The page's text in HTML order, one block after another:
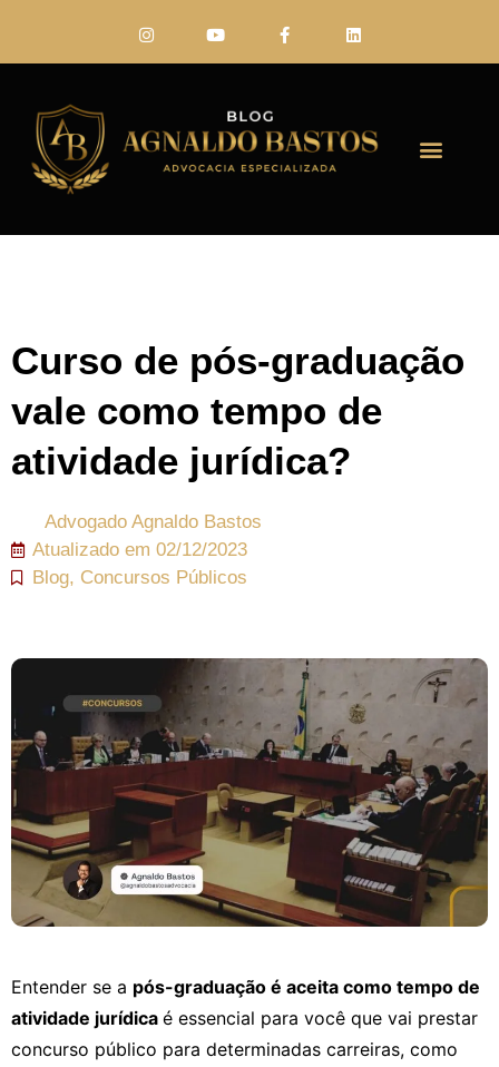
Curso de pós-graduação
vale como tempo de
atividade jurídica?
Advogado Agnaldo Bastos
Atualizado em 02/12/2023
Blog, Concursos Públicos
Entender se a pós-graduação é aceita como tempo de
atividade jurídica é essencial para você que vai prestar
concurso público para determinadas carreiras, como